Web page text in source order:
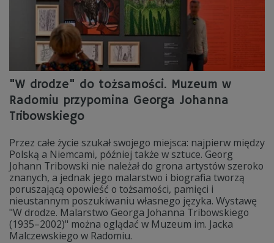
"W drodze" do tożsamości. Muzeum w
Radomiu przypomina Georga Johanna
Tribowskiego
Przez całe życie szukał swojego miejsca: najpierw między
Polską a Niemcami, później także w sztuce. Georg
Johann Tribowski nie należał do grona artystów szeroko
znanych, a jednak jego malarstwo i biografia tworzą
poruszającą opowieść o tożsamości, pamięci i
nieustannym poszukiwaniu własnego języka. Wystawę
"W drodze. Malarstwo Georga Johanna Tribowskiego
(1935–2002)" można oglądać w Muzeum im. Jacka
Malczewskiego w Radomiu.